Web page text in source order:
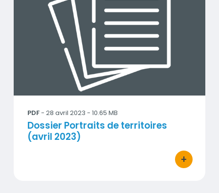
PDF- 28 avril 2023 - 10.65 MB
Titre
Dossier Portraits de territoires
(avril 2023)
+
bouton